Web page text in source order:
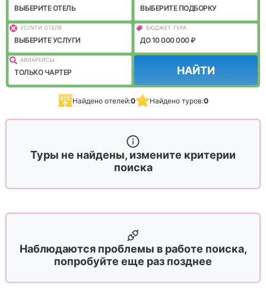
ВЫБЕРИТЕ ОТЕЛЬ ВЫБЕРИТЕ ПОДБОРКУ
УСЛУГИ ОТЕЛЯ
ВЫБЕРИТЕ УСЛУГИ
БЮДЖЕТ ТУРА
ДО 10 000 000 ₽
АВИАРЕЙСЫ
ТОЛЬКО ЧАРТЕР НАЙТИ
Найдено отелей:0 Найдено туров:0
Туры не найдены, измените критерии
поиска
Наблюдаются проблемы в работе поиска,
попробуйте еще раз позднее